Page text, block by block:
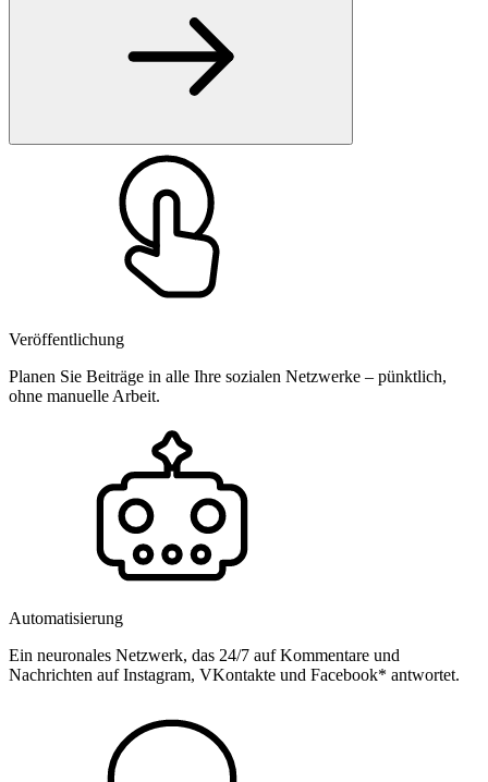
Veröffentlichung
Planen Sie Beiträge in alle Ihre sozialen Netzwerke – pünktlich,
ohne manuelle Arbeit.
Automatisierung
Ein neuronales Netzwerk, das 24/7 auf Kommentare und
Nachrichten auf Instagram, VKontakte und Facebook* antwortet.